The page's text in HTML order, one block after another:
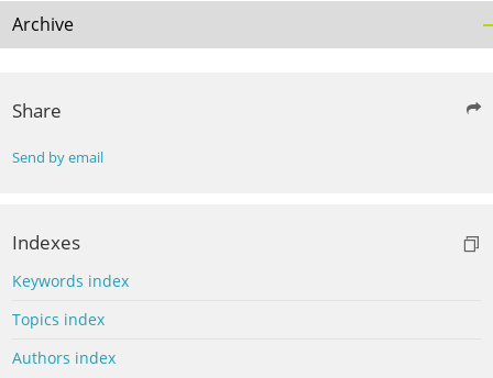
Archive
Share
Send by email
Indexes
Keywords index
Topics index
Authors index